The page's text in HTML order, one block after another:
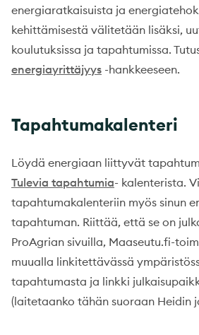
energiaratkaisuista ja
kehittämisestä välitetään lisäksi,
koulutuksissa ja tapahtumissa.
energiayrittäjyys -hankkeeseen.
Tapahtumakalenteri
Löydä energiaan liittyvät
Tulevia tapahtumia- kalenterista.
tapahtumakalenteriin myös sinun
tapahtuman. Riittää, että se on
ProAgrian sivuilla, Maaseutu.fi-
muualla linkitettävässä
tapahtumasta ja linkki
(laitetaanko tähän suoraan Heidin